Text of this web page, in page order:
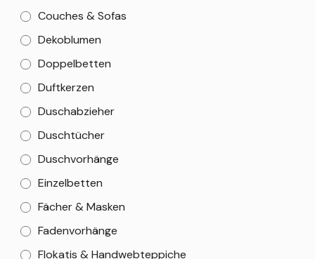
Couches & Sofas
Dekoblumen
Doppelbetten
Duftkerzen
Duschabzieher
Duschtücher
Duschvorhänge
Einzelbetten
Fächer & Masken
Fadenvorhänge
Flokatis & Handwebteppiche